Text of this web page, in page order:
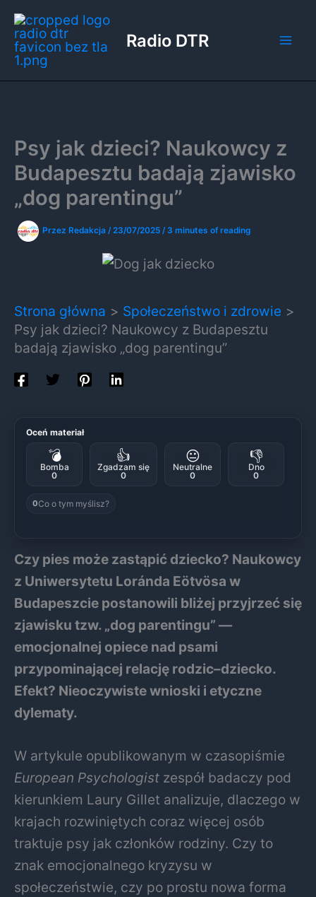
Przejdź
do
treści
Radio DTR
Psy jak dzieci? Naukowcy z
Budapesztu badają zjawisko
„dog parentingu”
Przez Redakcja /23/07/2025 / 3 minutes of reading
Strona główna
Społeczeństwo i zdrowie
Psy jak dzieci? Naukowcy z Budapesztu
badają zjawisko „dog parentingu”
Oceń materiał
💣
Bomba
0
👍
Zgadzam się
0
😐
Neutralne
0
👎
Dno
0
0Co o tym myślisz?
Czy pies może zastąpić dziecko? Naukowcy
z Uniwersytetu Loránda Eötvösa w
Budapeszcie postanowili bliżej przyjrzeć się
zjawisku tzw. „dog parentingu” —
emocjonalnej opiece nad psami
przypominającej relację rodzic–dziecko.
Efekt? Nieoczywiste wnioski i etyczne
dylematy.
W artykule opublikowanym w czasopiśmie
European Psychologist zespół badaczy pod
kierunkiem Laury Gillet analizuje, dlaczego w
krajach rozwiniętych coraz więcej osób
traktuje psy jak członków rodziny. Czy to
znak emocjonalnego kryzysu w
społeczeństwie, czy po prostu nowa forma